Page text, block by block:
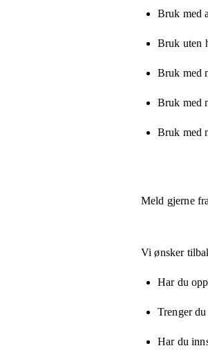
Bruk med
Bruk uten
Bruk med
Bruk med
Bruk med
Meld gjerne
Vi ønsker
Har du
Trenger
Har du